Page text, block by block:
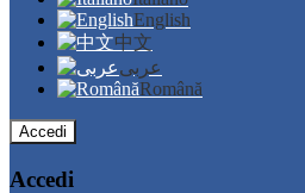
English
中文
عربى
Română
Accedi
Accedi